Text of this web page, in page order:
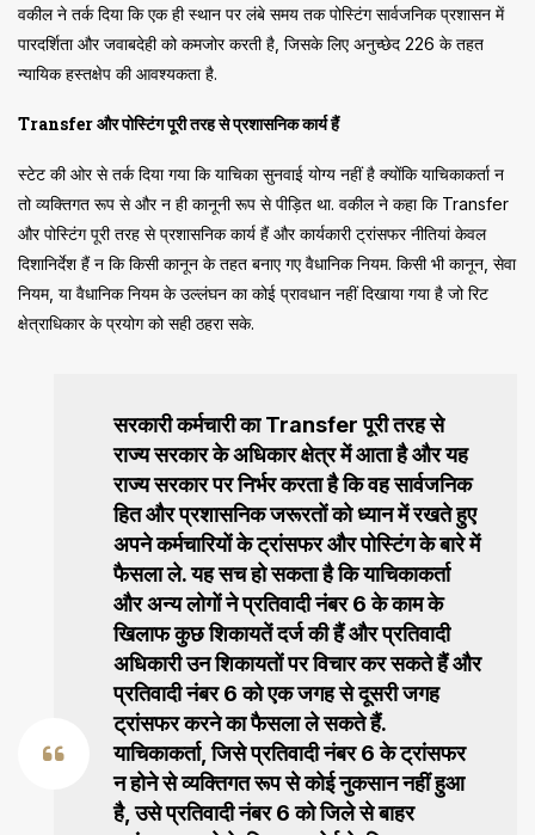
वकील ने तर्क दिया कि एक ही स्थान पर लंबे समय तक पोस्टिंग सार्वजनिक प्रशासन में
पारदर्शिता और जवाबदेही को कमजोर करती है, जिसके लिए अनुच्छेद 226 के तहत
न्यायिक हस्तक्षेप की आवश्यकता है.
Transfer और पोस्टिंग पूरी तरह से प्रशासनिक कार्य हैं
स्टेट की ओर से तर्क दिया गया कि याचिका सुनवाई योग्य नहीं है क्योंकि याचिकाकर्ता न
तो व्यक्तिगत रूप से और न ही कानूनी रूप से पीड़ित था. वकील ने कहा कि Transfer
और पोस्टिंग पूरी तरह से प्रशासनिक कार्य हैं और कार्यकारी ट्रांसफर नीतियां केवल
दिशानिर्देश हैं न कि किसी कानून के तहत बनाए गए वैधानिक नियम. किसी भी कानून, सेवा
नियम, या वैधानिक नियम के उल्लंघन का कोई प्रावधान नहीं दिखाया गया है जो रिट
क्षेत्राधिकार के प्रयोग को सही ठहरा सके.
सरकारी कर्मचारी का Transfer पूरी तरह से
राज्य सरकार के अधिकार क्षेत्र में आता है और यह
राज्य सरकार पर निर्भर करता है कि वह सार्वजनिक
हित और प्रशासनिक जरूरतों को ध्यान में रखते हुए
अपने कर्मचारियों के ट्रांसफर और पोस्टिंग के बारे में
फैसला ले. यह सच हो सकता है कि याचिकाकर्ता
और अन्य लोगों ने प्रतिवादी नंबर 6 के काम के
खिलाफ कुछ शिकायतें दर्ज की हैं और प्रतिवादी
अधिकारी उन शिकायतों पर विचार कर सकते हैं और
प्रतिवादी नंबर 6 को एक जगह से दूसरी जगह
ट्रांसफर करने का फैसला ले सकते हैं.
याचिकाकर्ता, जिसे प्रतिवादी नंबर 6 के ट्रांसफर
न होने से व्यक्तिगत रूप से कोई नुकसान नहीं हुआ
है, उसे प्रतिवादी नंबर 6 को जिले से बाहर